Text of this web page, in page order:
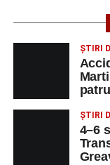
Ultimele știri
Accident
Investiție
centrală
ȘTIRI
ȘTIRI
4–6